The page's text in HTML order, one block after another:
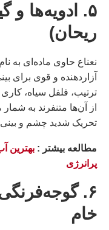
۵. ادویه‌ها و
ریحان)
نعناع حاوی ماده‌ای به
آزاردهنده و قوی برای
ترتیب، فلفل سیاه،
از آن‌ها متنفرند به
تحریک شدید چشم و
مطالعه بيشتر : بهترین
پرانرژی
۶.
خام